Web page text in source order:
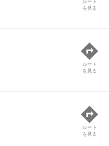
を見る
ルート
を見る
ルート
を見る